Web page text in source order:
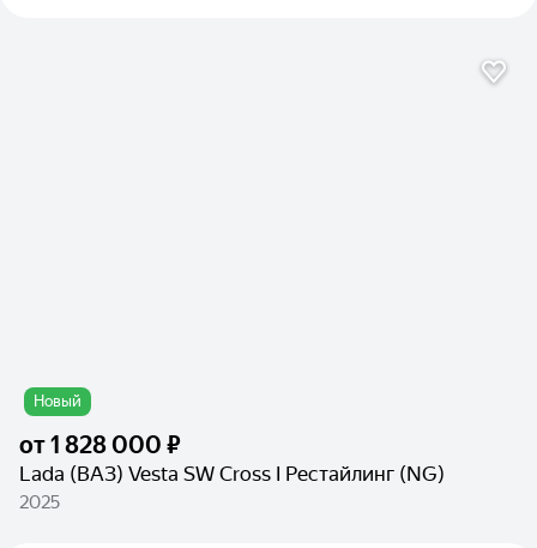
Новый
от1 828 000 ₽
Lada (ВАЗ) Vesta SW Cross I Рестайлинг (NG)
2025